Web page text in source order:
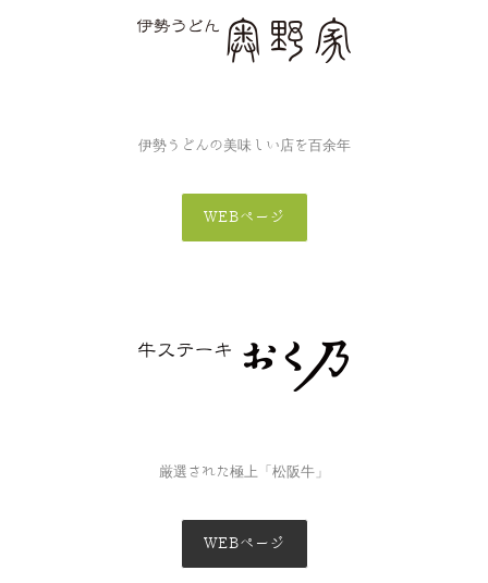
伊勢うどんの美味しい店を百余年
WEBページ
厳選された極上「松阪牛」
WEBページ